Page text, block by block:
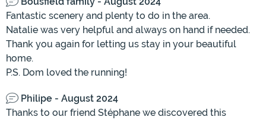
Fantastic scenery and plenty to do in the area.
Natalie was very helpful and always on hand if needed.
Thank you again for letting us stay in your beautiful
home.
P.S. Dom loved the running!
Philipe - August 2024
Thanks to our friend Stéphane we discovered this